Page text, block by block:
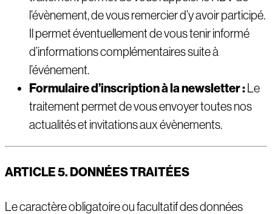
l’évènement, de vous remercier d’y avoir participé.
Il permet éventuellement de vous tenir informé
d’informations complémentaires suite à
l’événement.
Formulaire d’inscription à la newsletter :Le
traitement permet de vous envoyer toutes nos
actualités et invitations aux évènements.
ARTICLE 5. DONNÉES TRAITÉES
Le caractère obligatoire ou facultatif des données